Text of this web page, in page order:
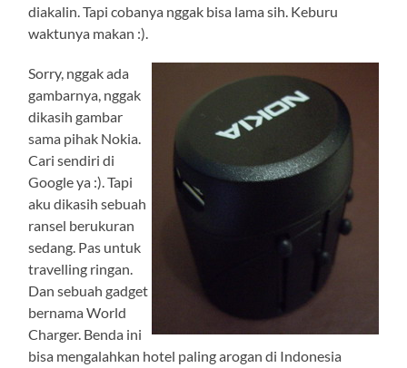
diakalin. Tapi cobanya nggak bisa lama sih. Keburu
waktunya makan :).
Sorry, nggak ada
gambarnya, nggak
dikasih gambar
sama pihak Nokia.
Cari sendiri di
Google ya :). Tapi
aku dikasih sebuah
ransel berukuran
sedang. Pas untuk
travelling ringan.
Dan sebuah gadget
bernama World
Charger. Benda ini
bisa mengalahkan hotel paling arogan di Indonesia